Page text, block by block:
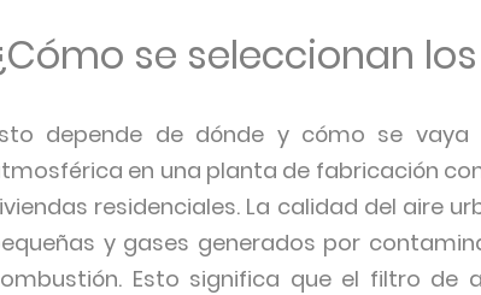
se seleccionan
depende de dónde y cómo se vaya
en una planta de fabricación
residenciales. La calidad del aire
y gases generados por
Esto significa que el filtro de